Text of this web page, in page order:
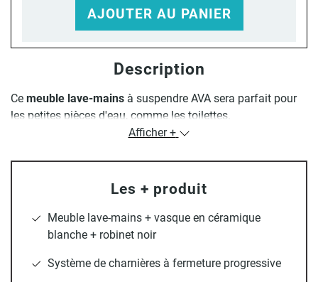
AJOUTER AU PANIER
Description
Ce meuble lave-mains à suspendre AVA sera parfait pour
les petites pièces d'eau, comme les toilettes.
toutes les décorations.Meuble lave-mainsavec vasque en
facile et dimensions standards. Flexibles fournis 3/8" -
longueur : 35 cm. Aérateur/ brise-jet en ABS. Cartouche
céramique. Diamètre 42 mm
Afficher +
Les + produit
Meuble lave-mains + vasque en céramique
blanche + robinet noir
Système de charnières à fermeture progressive